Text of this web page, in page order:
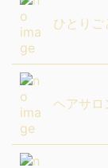
ひとり
ヘアサロ